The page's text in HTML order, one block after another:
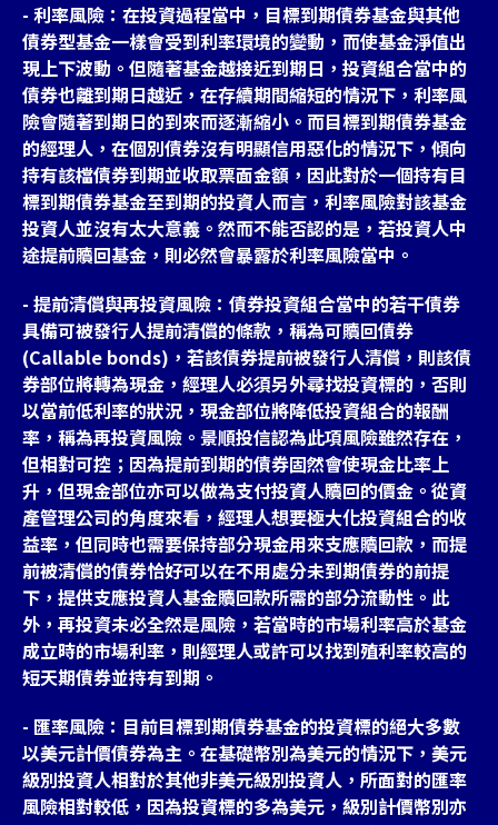
- 利率風險：在投資過程當中，目標到期債券基金與其他
債券型基金一樣會受到利率環境的變動，而使基金淨值出
現上下波動。但隨著基金越接近到期日，投資組合當中的
債券也離到期日越近，在存續期間縮短的情況下，利率風
險會隨著到期日的到來而逐漸縮小。而目標到期債券基金
的經理人，在個別債券沒有明顯信用惡化的情況下，傾向
持有該檔債券到期並收取票面金額，因此對於一個持有目
標到期債券基金至到期的投資人而言，利率風險對該基金
投資人並沒有太大意義。然而不能否認的是，若投資人中
途提前贖回基金，則必然會暴露於利率風險當中。
- 提前清償與再投資風險：債券投資組合當中的若干債券
具備可被發行人提前清償的條款，稱為可贖回債券
(Callable bonds)，若該債券提前被發行人清償，則該債
券部位將轉為現金，經理人必須另外尋找投資標的，否則
以當前低利率的狀況，現金部位將降低投資組合的報酬
率，稱為再投資風險。景順投信認為此項風險雖然存在，
但相對可控；因為提前到期的債券固然會使現金比率上
升，但現金部位亦可以做為支付投資人贖回的價金。從資
產管理公司的角度來看，經理人想要極大化投資組合的收
益率，但同時也需要保持部分現金用來支應贖回款，而提
前被清償的債券恰好可以在不用處分未到期債券的前提
下，提供支應投資人基金贖回款所需的部分流動性。此
外，再投資未必全然是風險，若當時的市場利率高於基金
成立時的市場利率，則經理人或許可以找到殖利率較高的
短天期債券並持有到期。
- 匯率風險：目前目標到期債券基金的投資標的絕大多數
以美元計價債券為主。在基礎幣別為美元的情況下，美元
級別投資人相對於其他非美元級別投資人，所面對的匯率
風險相對較低，因為投資標的多為美元，級別計價幣別亦